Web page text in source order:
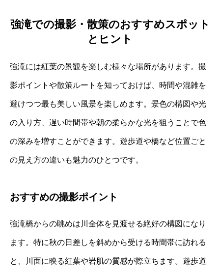
強滝での撮影・散策のおすすめスポット
とヒント
強滝には紅葉の景観を楽しむ様々な場所があります。撮
影ポイントや散策ルートを知っておけば、時間や混雑を
避けつつ最も美しい風景を楽しめます。景色の構図や光
の入り方、遅い時間帯や朝の柔らかな光を狙うことで色
の深みを増すことができます。遊歩道や橋など位置ごと
の見え方の違いも魅力のひとつです。
おすすめの撮影ポイント
強滝橋からの眺めは川全体を見渡せる絶好の構図になり
ます。特に秋の日差しを斜めから受ける時間帯に訪れる
と、川面に映る紅葉や岩肌の質感が際立ちます。遊歩道